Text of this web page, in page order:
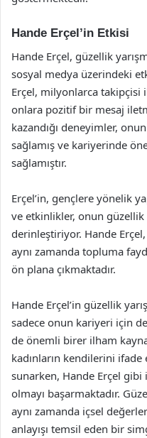
Hande Erçel’in Etkisi
Hande Erçel, güzellik
sosyal medya üzerindeki
Erçel, milyonlarca takipçisi
onlara pozitif bir mesaj
kazandığı deneyimler,
sağlamış ve kariyerinde
sağlamıştır.
Erçel’in, gençlere yönelik
ve etkinlikler, onun güzellik
derinleştiriyor. Hande
aynı zamanda topluma
ön plana çıkmaktadır.
Hande Erçel’in güzellik
sadece onun kariyeri için
de önemli birer ilham
kadınların kendilerini ifade
sunarken, Hande Erçel
olmayı başarmaktadır.
aynı zamanda içsel
anlayışı temsil eden bir